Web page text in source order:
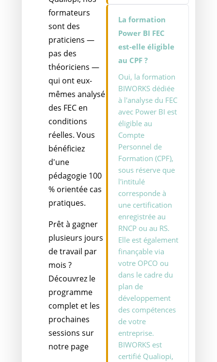
formateurs
sont des
praticiens —
pas des
théoriciens —
qui ont eux-
mêmes analysé
des FEC en
conditions
réelles. Vous
bénéficiez
d'une
pédagogie 100
% orientée cas
pratiques.
Prêt à gagner
plusieurs jours
de travail par
mois ?
Découvrez le
programme
complet et les
prochaines
sessions sur
notre page
La formation
Power BI FEC
est-elle éligible
au CPF ?
Oui, la formation
BIWORKS dédiée
à l'analyse du FEC
avec Power BI est
éligible au
Compte
Personnel de
Formation (CPF),
sous réserve que
l'intitulé
corresponde à
une certification
enregistrée au
RNCP ou au RS.
Elle est également
finançable via
votre OPCO ou
dans le cadre du
plan de
développement
des compétences
de votre
entreprise.
BIWORKS est
certifié Qualiopi,